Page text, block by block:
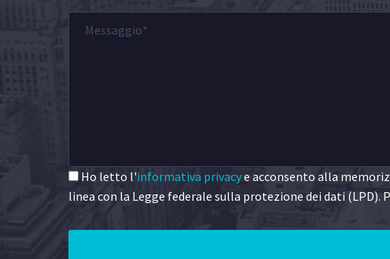
Ho letto l'informativa privacye acconsento alla
linea con la Legge federale sulla protezione dei dati